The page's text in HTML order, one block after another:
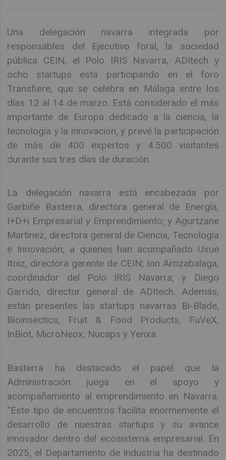
Una delegación navarra integrada por
responsables del Ejecutivo foral, la sociedad
pública CEIN, el Polo IRIS Navarra, ADItech y
ocho startups está participando en el foro
Transfiere, que se celebra en Málaga entre los
días 12 al 14 de marzo. Está considerado el más
importante de Europa dedicado a la ciencia, la
tecnología y la innovación, y prevé la participación
de más de 400 expertos y 4.500 visitantes
durante sus tres días de duración.
La delegación navarra está encabezada por
Garbiñe Basterra, directora general de Energía,
I+D+i Empresarial y Emprendimiento; y Agurtzane
Martínez, directora general de Ciencia, Tecnología
e Innovación; a quienes han acompañado Uxue
Itoiz, directora gerente de CEIN; Ion Arrizabalaga,
coordinador del Polo IRIS Navarra; y Diego
Garrido, director general de ADItech. Además,
están presentes las startups navarras Bi-Blade,
Bioinsectics, Fruit & Food Products, FuVeX,
InBiot, MicroNeox, Nucaps y Yenxa.
Basterra ha destacado el papel que la
Administración juega en el apoyo y
acompañamiento al emprendimiento en Navarra.
“Este tipo de encuentros facilita enormemente el
desarrollo de nuestras startups y su avance
innovador dentro del ecosistema empresarial. En
2025, el Departamento de Industria ha destinado